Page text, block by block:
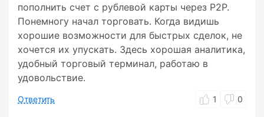
пополнить счет с рублевой карты через P2P.
Понемногу начал торговать. Когда видишь
хорошие возможности для быстрых сделок, не
хочется их упускать. Здесь хорошая аналитика,
удобный торговый терминал, работаю в
удовольствие.
Ответить 1 0